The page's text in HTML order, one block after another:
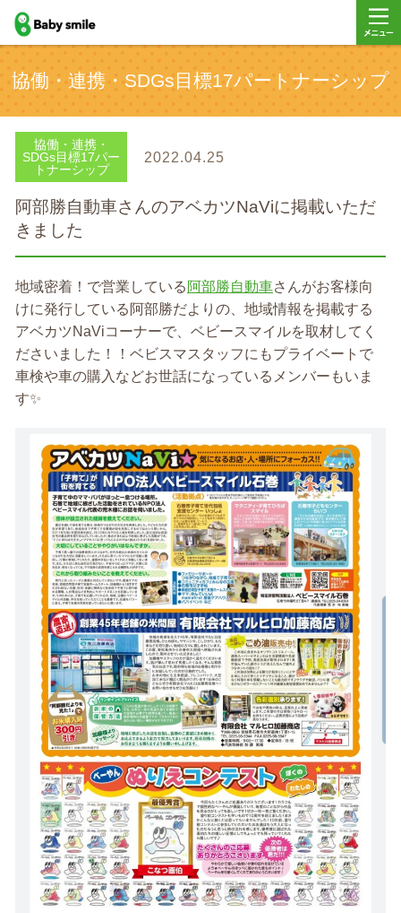
baby smile
ー
協働・連携・SDGs目標17パートナーシップ
協働・連携・
SDGs目標17パー
トナーシップ
2022.04.25
阿部勝自動車さんのアベカツNaViに掲載いただ
きました
地域密着！で営業している 阿部勝自動車さんがお客様向
けに発行している阿部勝だよりの、地域情報を掲載する
アベカツNaViコーナーで、ベビースマイルを取材してく
ださいました！！ベビスマスタッフにもプライベートで
車検や車の購入などお世話になっているメンバーもいま
す✨